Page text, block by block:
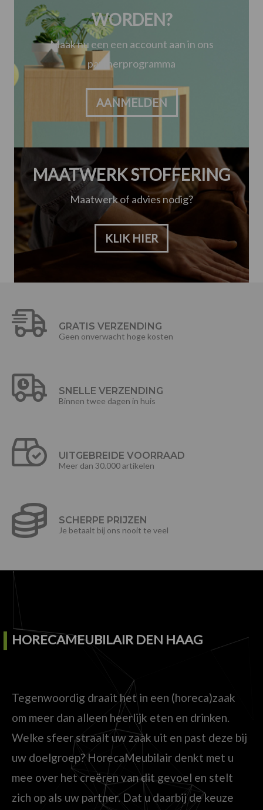
WORDEN?
Maak nu een een account aan in ons
partnerprogramma
AANMELDEN
MAATWERK STOFFERING
Maatwerk of advies nodig?
KLIK HIER
GRATIS VERZENDING
Geen onverwacht hoge kosten
SNELLE VERZENDING
Binnen twee dagen in huis
UITGEBREIDE VOORRAAD
Meer dan 30.000 artikelen
SCHERPE PRIJZEN
Je betaalt bij ons nooit te veel
HORECAMEUBILAIR DEN HAAG
Tegenwoordig draait het in een (horeca)zaak
om meer dan alleen heerlijk eten en drinken.
Welke sfeer straalt uw zaak uit en past deze bij
uw doelgroep? HorecaMeubilair denkt met u
mee over het creëren van dit gevoel en stelt
zich op als uw partner. Dat u daarbij de keuze